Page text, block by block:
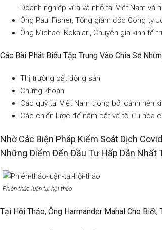
Doanh nghiệp vừa và nhỏ tại Việt Nam
Ông Paul Fisher, Tổng giám đốc Công ty
Ông Michael Kokalari, Chuyên gia kinh tế
Các Bài Phát Biểu Tập Trung Vào Chia Sẻ
Thị trường bất động sản
Chứng khoán
Các quỹ tại Việt Nam trong bối cảnh nền
Các chiến lược để nắm bắt và tối ưu hóa
Nhờ Các Biện Pháp Kiểm Soát Dịch
Những Điểm Đến Đầu Tư Hấp Dẫn Nhất
Phiên thảo luận tại hội thảo
Tại Hội Thảo, Ông Harmander Mahal Cho Biết,